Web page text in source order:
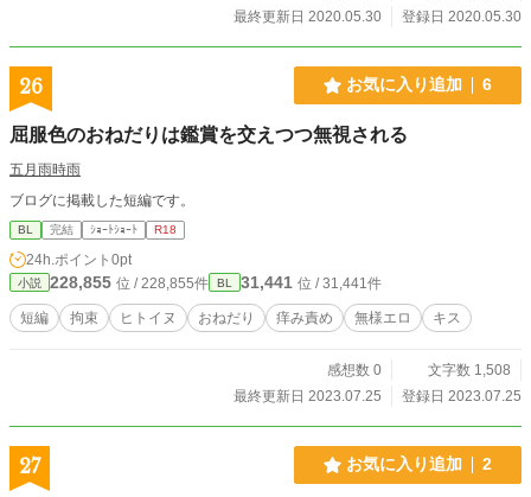
最終更新日 2020.05.30
登録日 2020.05.30
26 お気に入り追加 6
屈服色のおねだりは鑑賞を交えつつ無視される
五月雨時雨
ブログに掲載した短編です。
BL 完結 ｼｮｰﾄｼｮｰﾄ R18
24h.ポイント 0pt
小説 228,855 位 / 228,855件 BL 31,441 位 / 31,441件
短編 拘束 ヒトイヌ おねだり 痒み責め 無様エロ キス
感想数 0
文字数 1,508
最終更新日 2023.07.25
登録日 2023.07.25
27 お気に入り追加 2